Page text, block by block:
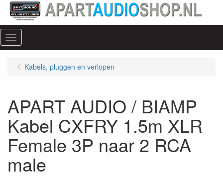
Menu
Kabels, pluggen en verlopen
APART AUDIO / BIAMP
Kabel CXFRY 1.5m XLR
Female 3P naar 2 RCA
male